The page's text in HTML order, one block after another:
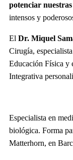
potenciar
intensos y
El Dr. Miquel
Cirugía,
Educación Física y
Integrativa
Especialista en
biológica. Forma
Matterhorn, en